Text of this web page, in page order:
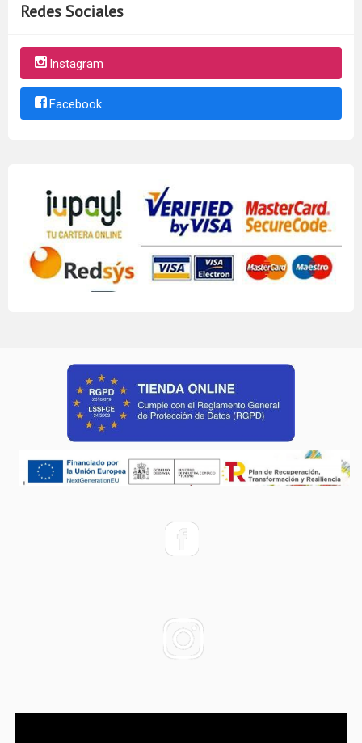
Redes Sociales
Instagram
Facebook